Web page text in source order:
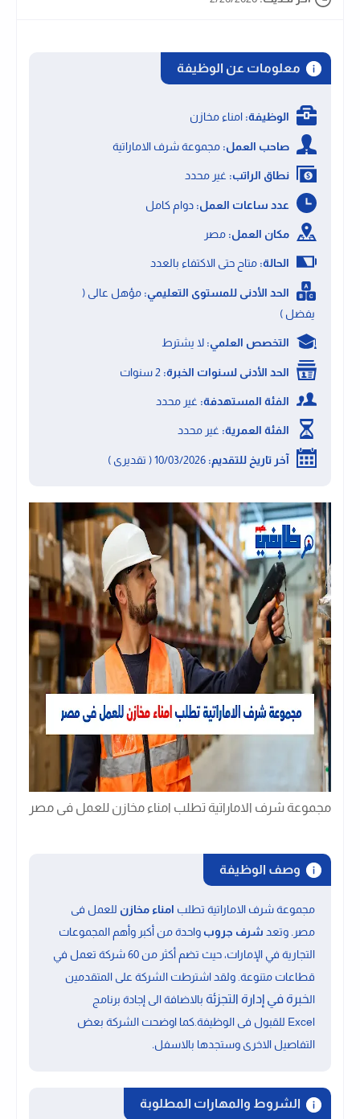
معلومات عن الوظيفة
الوظيفة: امناء مخازن
صاحب العمل: مجموعة شرف الاماراتية
نطاق الراتب: غير محدد
عدد ساعات العمل: دوام كامل
مكان العمل: مصر
الحالة: متاح حتى الاكتفاء بالعدد
الحد الأدنى للمستوى التعليمي: مؤهل عالى (
يفضل )
التخصص العلمي: لا يشترط
الحد الأدنى لسنوات الخبرة:
الفئة المستهدفة: غير محدد
الفئة العمرية: غير محدد
آخر تاريخ للتقديم:
مجموعة شرف الاماراتية تطلب امناء مخازن للعمل فى مصر
وصف الوظيفة
مجموعة شرف الاماراتية تطلب امناء مخازن للعمل فى
مصر. وتعد شرف جروب واحدة من أكبر وأهم المجموعات
التجارية في الإمارات، حيث تضم أكثر من 60 شركة تعمل في
قطاعات متنوعة. ولقد اشترطت الشركة على المتقدمين
الخبرة في إدارة التجزئة بالاضافة الى إجادة برنامج
Excel للقبول فى الوظيفة.كما اوضحت الشركة بعض
التفاصيل الاخرى وستجدها بالاسفل.
الشروط والمهارات المطلوبة